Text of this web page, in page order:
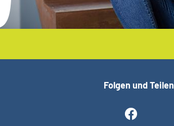
Folgen und Teilen